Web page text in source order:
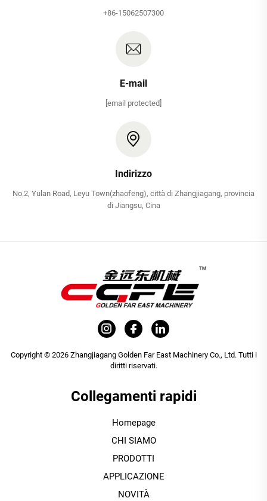
+86-15062507300
E-mail
[email protected]
Indirizzo
No.2, Yulan Road, Leyu Town(zhaofeng), città di Zhangjiagang, provincia
di Jiangsu, Cina
Copyright © 2026 Zhangjiagang Golden Far East Machinery Co., Ltd. Tutti i
diritti riservati.
Collegamenti rapidi
Homepage
CHI SIAMO
PRODOTTI
APPLICAZIONE
NOVITÀ